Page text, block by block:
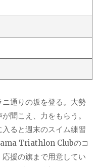
通りの坂を登る。大勢
聞こえ、力をもらう。
ると週末のスイム練習
Triathlon Clubのコ
援の旗まで用意してい